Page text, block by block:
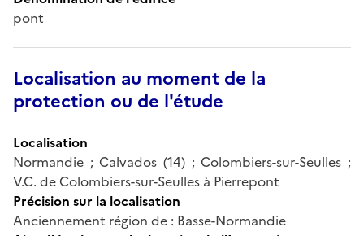
pont
Localisation au moment de la
protection ou de l'étude
Localisation
Normandie ; Calvados (14) ; Colombiers-sur-Seulles ;
V.C. de Colombiers-sur-Seulles à Pierrepont
Précision sur la localisation
Anciennement région de : Basse-Normandie